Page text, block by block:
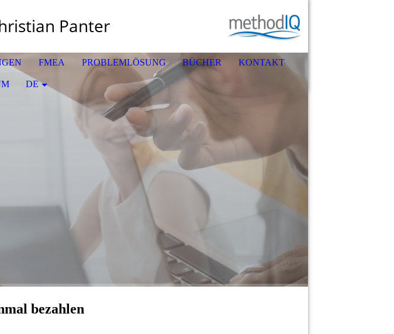
Panter
FMEA PROBLEMLÖSUNG BÜCHER KONTAKT
DE
bezahlen